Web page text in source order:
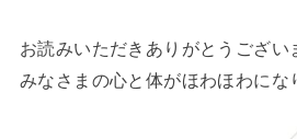
お読みいただきありがとうござい
みなさまの心と体がほわほわに